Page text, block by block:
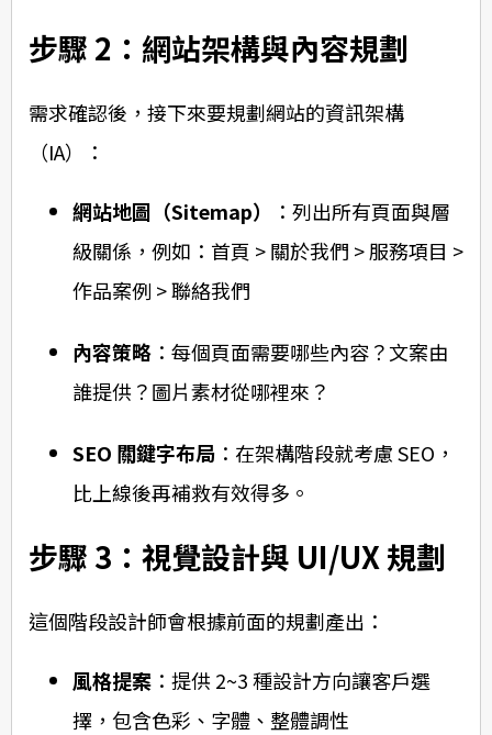
步驟 2：網站架構與內容規劃
需求確認後，接下來要規劃網站的資訊架構
（IA）：
網站地圖（Sitemap）
：列出所有頁面與層
級關係，例如：首頁 > 關於我們 > 服務項目 >
作品案例 > 聯絡我們
內容策略 ：每個頁面需要哪些內容？文案由
誰提供？圖片素材從哪裡來？
SEO 關鍵字布局 ：在架構階段就考慮 SEO，
比上線後再補救有效得多。
步驟 3：視覺設計與 UI/UX 規劃
這個階段設計師會根據前面的規劃產出：
風格提案 ：提供 2~3 種設計方向讓客戶選
擇，包含色彩、字體、整體調性